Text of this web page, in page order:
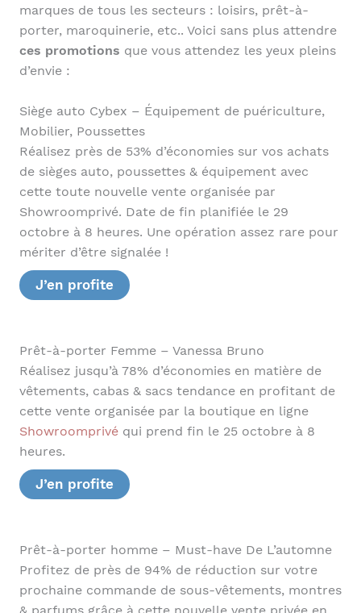
marques de tous les secteurs : loisirs, prêt-à-
porter, maroquinerie, etc.. Voici sans plus attendre
ces promotions que vous attendez les yeux pleins
d’envie :
Siège auto Cybex – Équipement de puériculture,
Mobilier, Poussettes
Réalisez près de 53% d’économies sur vos achats
de sièges auto, poussettes & équipement avec
cette toute nouvelle vente organisée par
Showroomprivé. Date de fin planifiée le 29
octobre à 8 heures. Une opération assez rare pour
mériter d’être signalée !
J’en profite
Prêt-à-porter Femme – Vanessa Bruno
Réalisez jusqu’à 78% d’économies en matière de
vêtements, cabas & sacs tendance en profitant de
cette vente organisée par la boutique en ligne
Showroomprivéqui prend fin le 25 octobre à 8
heures.
J’en profite
Prêt-à-porter homme – Must-have De L’automne
Profitez de près de 94% de réduction sur votre
prochaine commande de sous-vêtements, montres